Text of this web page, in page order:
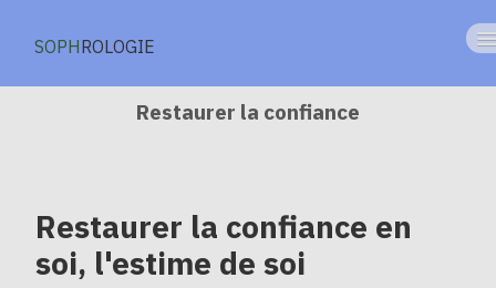
SOPHROLOGIE
Examen
mieux-être
Restaurer la confiance
Restaurer la confiance en
soi, l'estime de soi
Google Analytics
Google Analytics est un service utilisé sur notre site Web